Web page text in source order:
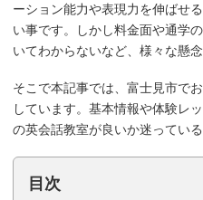
ーション能力や表現力を伸ばせ
い事です。しかし料金面や通学
いてわからないなど、様々な懸念
そこで本記事では、富士見市で
しています。基本情報や体験レ
の英会話教室が良いか迷ってい
目次